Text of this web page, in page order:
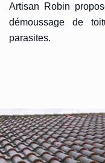
Artisan Robin
démoussage de
parasites.